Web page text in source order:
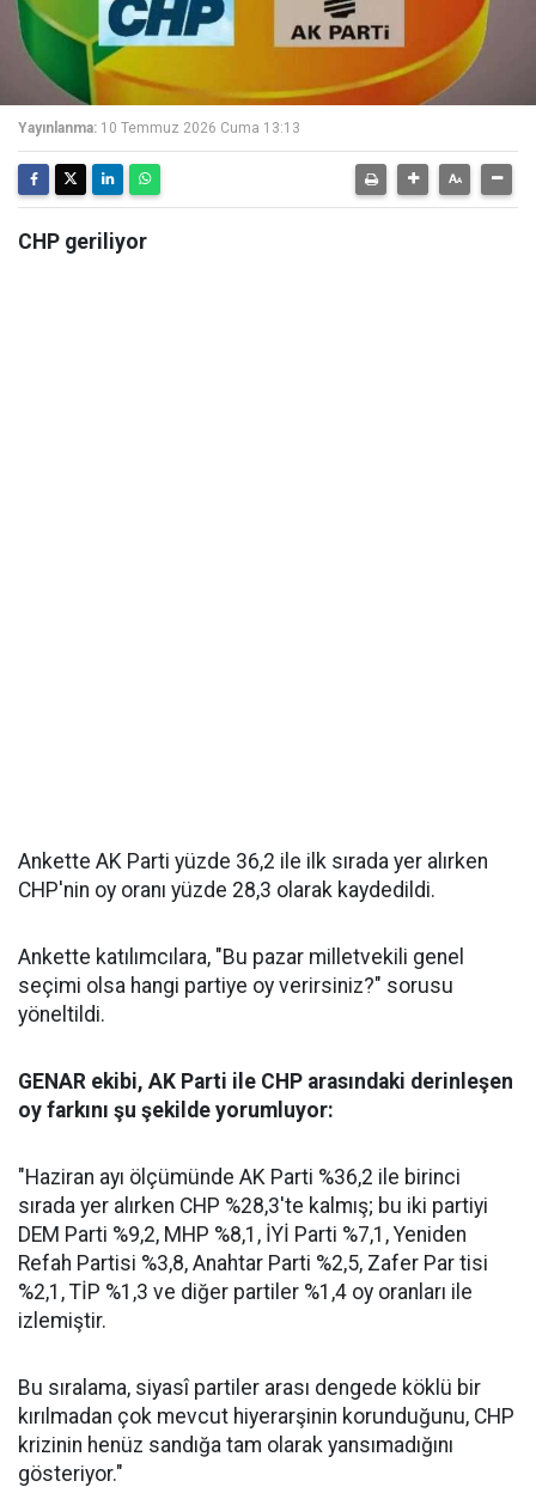
Yayınlanma: 10 Temmuz 2026 Cuma 13:13
CHP geriliyor
Ankette AK Parti yüzde 36,2 ile ilk sırada yer alırken
CHP'nin oy oranı yüzde 28,3 olarak kaydedildi.
Ankette katılımcılara, "Bu pazar milletvekili genel
seçimi olsa hangi partiye oy verirsiniz?" sorusu
yöneltildi.
GENAR ekibi, AK Parti ile CHP arasındaki derinleşen
oy farkını şu şekilde yorumluyor:
"Haziran ayı ölçümünde AK Parti %36,2 ile birinci
sırada yer alırken CHP %28,3'te kalmış; bu iki partiyi
DEM Parti %9,2, MHP %8,1, İYİ Parti %7,1, Yeniden
Refah Partisi %3,8, Anahtar Parti %2,5, Zafer Par tisi
%2,1, TİP %1,3 ve diğer partiler %1,4 oy oranları ile
izlemiştir.
Bu sıralama, siyasî partiler arası dengede köklü bir
kırılmadan çok mevcut hiyerarşinin korunduğunu, CHP
krizinin henüz sandığa tam olarak yansımadığını
gösteriyor."